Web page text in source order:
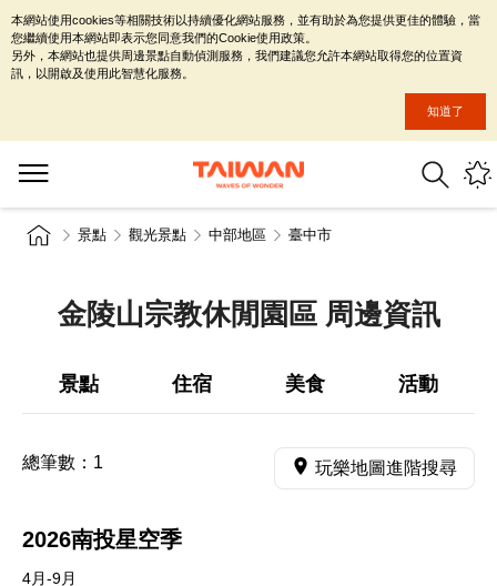
景點 觀光景點 中部地區 臺中市
金陵山宗教休閒園區 周邊資訊
景點 住宿 美食 活動
總筆數： 1 玩樂地圖進階搜尋
2026南投星空季
4月-9月
本網站使用cookies等相關技術以持續優化網站服務，並有助於為您提供更佳的體驗，當
您繼續使用本網站即表示您同意我們的Cookie使用政策。
另外，本網站也提供周邊景點自動偵測服務，我們建議您允許本網站取得您的位置資
訊，以開啟及使用此智慧化服務。
知道了